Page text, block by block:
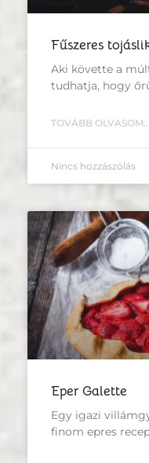
Fűszeres
Aki követte a
tudhatja, hogy
TOVÁBB OLVASOM...
Nincs hozzászólás
Eper Galette
Egy igazi
finom epres